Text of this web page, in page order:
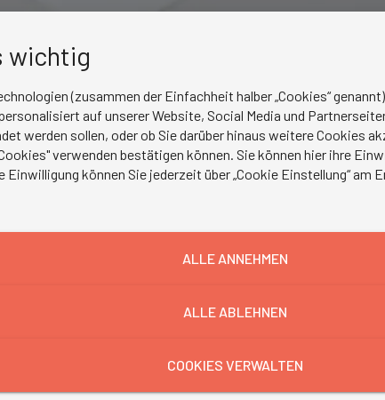
Architektenrecht
und Spezialisierungen unterworfen,
werden dafür speziell ausgebildete Juristinnen
auskennen und dafür entsprechend
seit vielen Jahren erfolgreich Juristinnen und
wichtig
(zusammen der Einfachheit halber „Cookies“
auf unserer Website, Social Media und
werden sollen, oder ob Sie darüber hinaus weitere Cookies
verwenden bestätigen können. Sie können hier ihre
Einwilligung können Sie jederzeit über „Cookie Einstellung“
ALLE ANNEHMEN
ALLE ABLEHNEN
COOKIES VERWALTEN